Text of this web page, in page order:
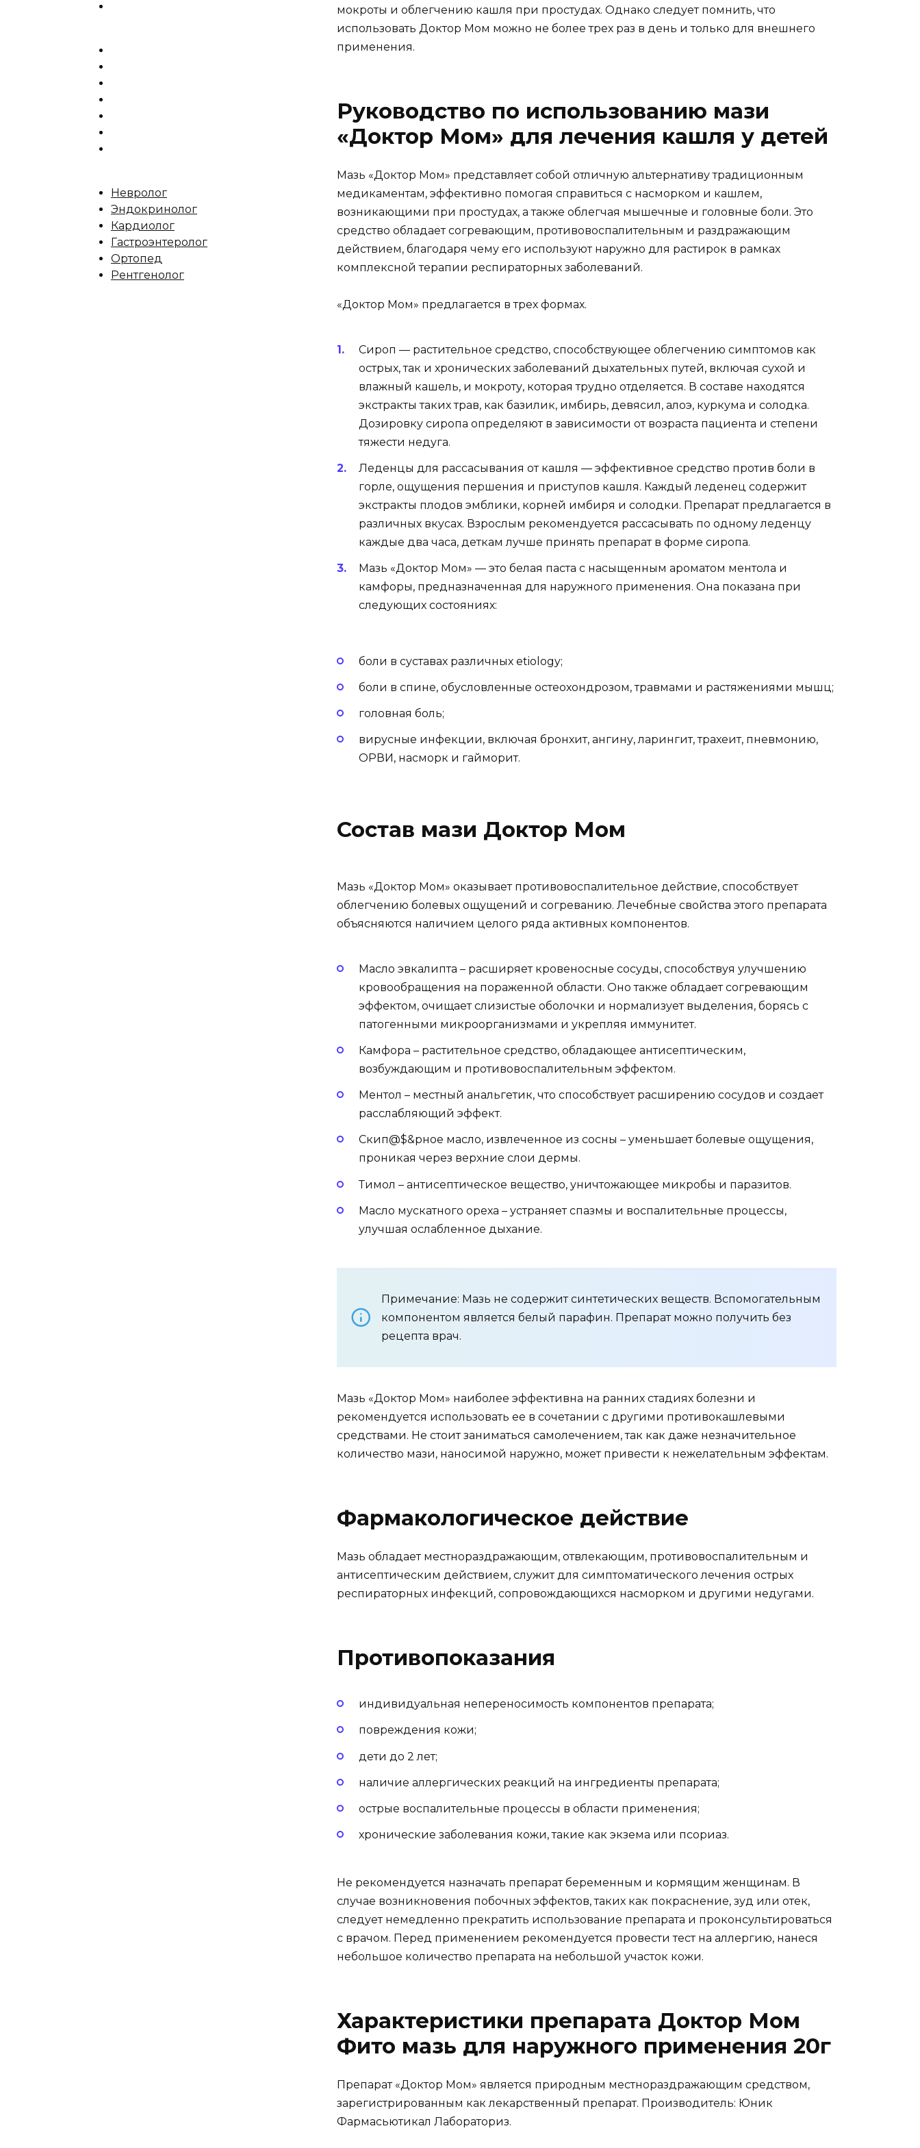
мокроты и облегчению кашля при простудах. Однако следует помнить, что
использовать Доктор Мом можно не более трех раз в день и только для внешнего
применения.
Руководство по использованию мази
«Доктор Мом» для лечения кашля у детей
Мазь «Доктор Мом» представляет собой отличную альтернативу традиционным
медикаментам, эффективно помогая справиться с насморком и кашлем,
возникающими при простудах, а также облегчая мышечные и головные боли. Это
средство обладает согревающим, противовоспалительным и раздражающим
действием, благодаря чему его используют наружно для растирок в рамках
комплексной терапии респираторных заболеваний.
«Доктор Мом» предлагается в трех формах.
Сироп — растительное средство, способствующее облегчению симптомов как
острых, так и хронических заболеваний дыхательных путей, включая сухой и
влажный кашель, и мокроту, которая трудно отделяется. В составе находятся
экстракты таких трав, как базилик, имбирь, девясил, алоэ, куркума и солодка.
Дозировку сиропа определяют в зависимости от возраста пациента и степени
тяжести недуга.
Леденцы для рассасывания от кашля — эффективное средство против боли в
горле, ощущения першения и приступов кашля. Каждый леденец содержит
экстракты плодов эмблики, корней имбиря и солодки. Препарат предлагается в
различных вкусах. Взрослым рекомендуется рассасывать по одному леденцу
каждые два часа, деткам лучше принять препарат в форме сиропа.
Мазь «Доктор Мом» — это белая паста с насыщенным ароматом ментола и
камфоры, предназначенная для наружного применения. Она показана при
следующих состояниях:
боли в суставах различных etiology;
боли в спине, обусловленные остеохондрозом, травмами и растяжениями мышц;
головная боль;
вирусные инфекции, включая бронхит, ангину, ларингит, трахеит, пневмонию,
ОРВИ, насморк и гайморит.
Состав мази Доктор Мом
Мазь «Доктор Мом» оказывает противовоспалительное действие, способствует
облегчению болевых ощущений и согреванию. Лечебные свойства этого препарата
объясняются наличием целого ряда активных компонентов.
Масло эвкалипта – расширяет кровеносные сосуды, способствуя улучшению
кровообращения на пораженной области. Оно также обладает согревающим
эффектом, очищает слизистые оболочки и нормализует выделения, борясь с
патогенными микроорганизмами и укрепляя иммунитет.
Камфора – растительное средство, обладающее антисептическим,
возбуждающим и противовоспалительным эффектом.
Ментол – местный анальгетик, что способствует расширению сосудов и создает
расслабляющий эффект.
Скип@$&рное масло, извлеченное из сосны – уменьшает болевые ощущения,
проникая через верхние слои дермы.
Тимол – антисептическое вещество, уничтожающее микробы и паразитов.
Масло мускатного ореха – устраняет спазмы и воспалительные процессы,
улучшая ослабленное дыхание.
Примечание: Мазь не содержит синтетических веществ. Вспомогательным
компонентом является белый парафин. Препарат можно получить без
рецепта врач.
Мазь «Доктор Мом» наиболее эффективна на ранних стадиях болезни и
рекомендуется использовать ее в сочетании с другими противокашлевыми
средствами. Не стоит заниматься самолечением, так как даже незначительное
количество мази, наносимой наружно, может привести к нежелательным эффектам.
Фармакологическое действие
Мазь обладает местнораздражающим, отвлекающим, противовоспалительным и
антисептическим действием, служит для симптоматического лечения острых
респираторных инфекций, сопровождающихся насморком и другими недугами.
Противопоказания
индивидуальная непереносимость компонентов препарата;
повреждения кожи;
дети до 2 лет;
наличие аллергических реакций на ингредиенты препарата;
острые воспалительные процессы в области применения;
хронические заболевания кожи, такие как экзема или псориаз.
Не рекомендуется назначать препарат беременным и кормящим женщинам. В
случае возникновения побочных эффектов, таких как покраснение, зуд или отек,
следует немедленно прекратить использование препарата и проконсультироваться
с врачом. Перед применением рекомендуется провести тест на аллергию, нанеся
небольшое количество препарата на небольшой участок кожи.
Характеристики препарата Доктор Мом
Фито мазь для наружного применения 20г
Препарат «Доктор Мом» является природным местнораздражающим средством,
зарегистрированным как лекарственный препарат. Производитель: Юник
Фармасьютикал Лабораториз.
Невролог
Эндокринолог
Кардиолог
Гастроэнтеролог
Ортопед
Рентгенолог